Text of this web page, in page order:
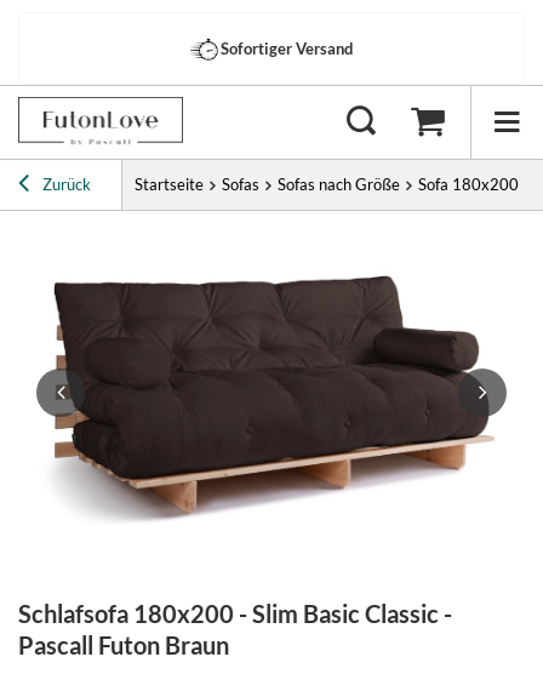
Sofortiger Versand
Zurück Startseite Sofas Sofas nach Größe Sofa 180x200
Schlafsofa 180x200 - Slim Basic Classic -
Pascall Futon Braun